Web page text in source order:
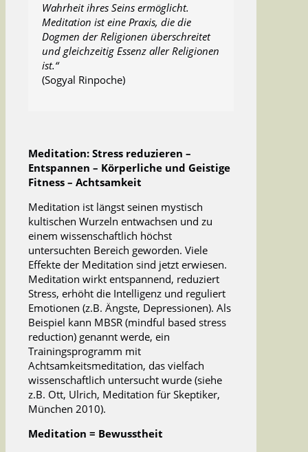
Wahrheit ihres Seins ermöglicht.
Meditation ist eine Praxis, die die
Dogmen der Religionen überschreitet
und gleichzeitig Essenz aller Religionen
ist.“
(Sogyal Rinpoche)
Meditation: Stress reduzieren –
Entspannen – Körperliche und Geistige
Fitness – Achtsamkeit
Meditation ist längst seinen mystisch
kultischen Wurzeln entwachsen und zu
einem wissenschaftlich höchst
untersuchten Bereich geworden. Viele
Effekte der Meditation sind jetzt erwiesen.
Meditation wirkt entspannend, reduziert
Stress, erhöht die Intelligenz und reguliert
Emotionen (z.B. Ängste, Depressionen). Als
Beispiel kann MBSR (mindful based stress
reduction) genannt werde, ein
Trainingsprogramm mit
Achtsamkeitsmeditation, das vielfach
wissenschaftlich untersucht wurde (siehe
z.B. Ott, Ulrich, Meditation für Skeptiker,
München 2010).
Meditation = Bewusstheit